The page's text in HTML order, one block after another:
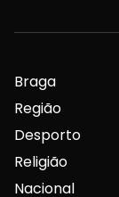
Braga
Região
Desporto
Religião
Nacional